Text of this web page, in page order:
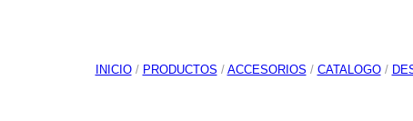
INICIO/ PRODUCTOS / ACCESORIOS / CATALOGO/